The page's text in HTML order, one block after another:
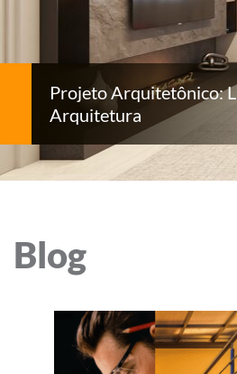
Projeto Arquitetônico:
Arquitetura
Blog